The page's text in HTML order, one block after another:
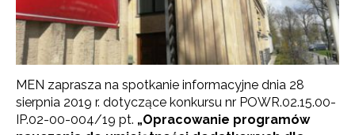
MEN zaprasza na spotkanie informacyjne dnia 28
sierpnia 2019 r. dotyczące konkursu nr POWR.02.15.00-
IP.02-00-004/19 pt. „Opracowanie programów